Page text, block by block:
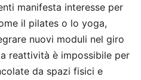
manifesta interesse per
il pilates o lo yoga,
nuovi moduli nel giro
reattività è impossibile per
da spazi fisici e